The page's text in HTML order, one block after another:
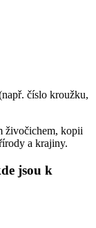
číslo kroužku,
živočichem, kopii
a krajiny.
jsou k